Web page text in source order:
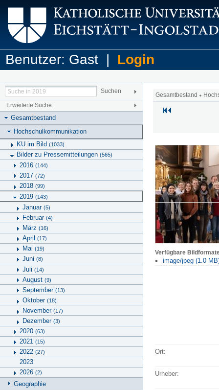
Benutzer: Gast | Login
Erweiterte Suche
Gesamtbestand
Hochschulkommunikation
KU im Bild (1033)
Bilder zu Pressemitteilungen (565)
2016 (144)
2017 (72)
2018 (99)
2019 (143)
Januar (5)
Februar (4)
März (16)
April (17)
Mai (19)
Juni (8)
Juli (14)
August (9)
September (13)
Oktober (18)
November (17)
Dezember (3)
2020 (63)
2021 (15)
2022 (27)
2023
2026 (2)
Geographie
Gesamtbestand
Verfügbare
image/jpeg (1.0
Ort:
Urheber: